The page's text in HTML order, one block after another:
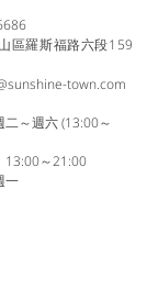
區羅斯福路六段159
town.com
～週六 (13:00～
13:00～21:00
一